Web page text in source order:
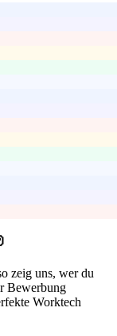
zeig uns, wer du
Bewerbung
Worktech